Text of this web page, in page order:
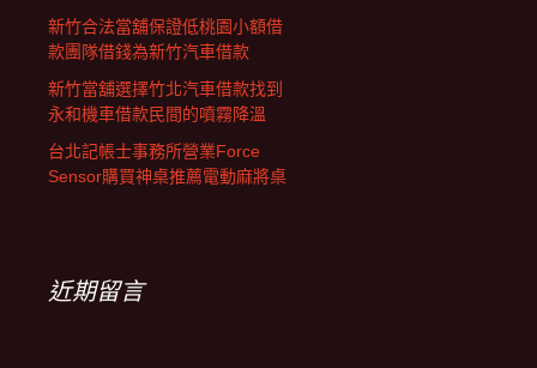
新竹合法當舖保證低桃園小額借
款團隊借錢為新竹汽車借款
新竹當舖選擇竹北汽車借款找到
永和機車借款民間的噴霧降溫
台北記帳士事務所營業Force
Sensor購買神桌推薦電動麻將桌
近期留言